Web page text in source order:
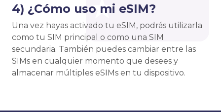
4) ¿Cómo uso mi eSIM?
Una vez hayas activado tu eSIM, podrás utilizarla
como tu SIM principal o como una SIM
secundaria. También puedes cambiar entre las
SIMs en cualquier momento que desees y
almacenar múltiples eSIMs en tu dispositivo.